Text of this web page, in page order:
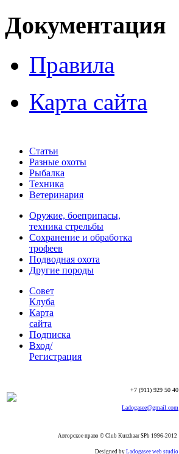
Документация
Правила
Карта сайта
Статьи
Разные охоты
Рыбалка
Техника
Ветеринария
Оружие, боеприпасы,
техника стрельбы
Сохранение и обработка
трофеев
Подводная охота
Другие породы
Совет
Клуба
Карта
сайта
Подписка
Вход/
Регистрация
+7 (911) 929 50 40
Ladogasee@gmail.com
Авторское право © Club Kurzhaar SPb 1996-2012
Designed by Ladogasee web studio